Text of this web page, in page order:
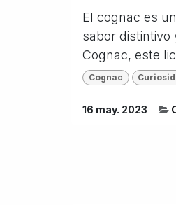
El cognac es
sabor distintivo
Cognac, este
Cognac
16 may. 2023